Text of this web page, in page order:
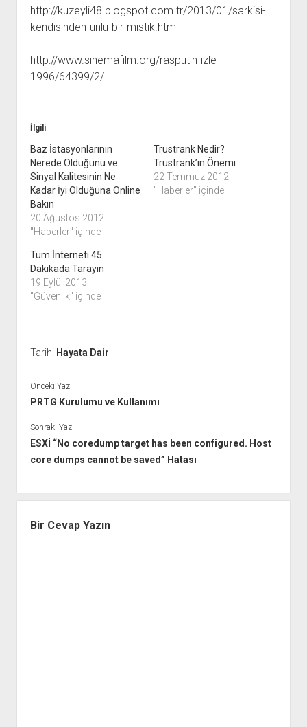
http://kuzeyli48.blogspot.com.tr/2013/01/sarkisi-
kendisinden-unlu-bir-mistik.html
http://www.sinemafilm.org/rasputin-izle-
1996/64399/2/
İlgili
Baz İstasyonlarının
Nerede Olduğunu ve
Sinyal Kalitesinin Ne
Kadar İyi Olduğuna Online
Bakın
20 Ağustos 2012
"Haberler" içinde
Trustrank Nedir?
Trustrank’ın Önemi
22 Temmuz 2012
"Haberler" içinde
Tüm İnterneti 45
Dakikada Tarayın
19 Eylül 2013
"Güvenlik" içinde
Tarih: Hayata Dair
Önceki Yazı
PRTG Kurulumu ve Kullanımı
Sonraki Yazı
ESXİ “No coredump target has been configured. Host
core dumps cannot be saved” Hatası
Bir Cevap Yazın